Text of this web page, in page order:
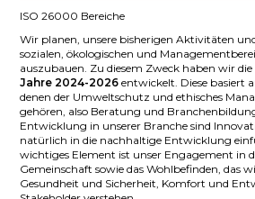
ISO 26000 Bereiche
Wir planen, unsere bisherigen Aktivitäten
sozialen, ökologischen und
auszubauen. Zu diesem Zweck haben wir die
Jahre 2024-2026 entwickelt. Diese basiert
denen der Umweltschutz und ethisches
gehören, also Beratung und
Entwicklung in unserer Branche sind
natürlich in die nachhaltige Entwicklung
wichtiges Element ist unser Engagement in
Gemeinschaft sowie das Wohlbefinden, das
Gesundheit und Sicherheit, Komfort und